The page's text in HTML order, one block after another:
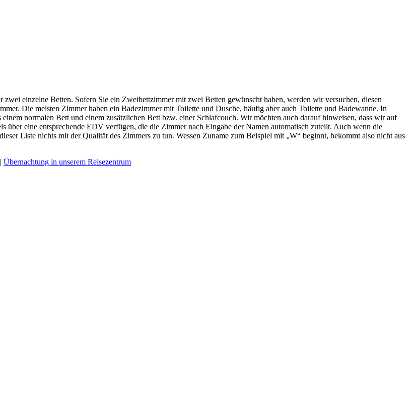
einzelne Betten. Sofern Sie ein Zweibettzimmer mit zwei Betten gewünscht haben, werden wir versuchen, diesen
Die meisten Zimmer haben ein Badezimmer mit Toilette und Dusche, häufig aber auch Toilette und Badewanne. In
normalen Bett und einem zusätzlichen Bett bzw. einer Schlafcouch. Wir möchten auch darauf hinweisen, dass wir auf
eine entsprechende EDV verfügen, die die Zimmer nach Eingabe der Namen automatisch zuteilt. Auch wenn die
Liste nichts mit der Qualität des Zimmers zu tun. Wessen Zuname zum Beispiel mit „W“ beginnt, bekommt also nicht aus
Übernachtung in unserem Reisezentrum